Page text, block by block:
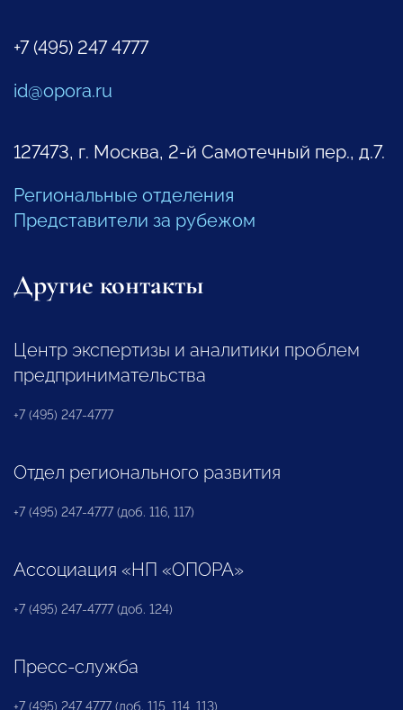
+7 (495) 247 4777
id@opora.ru
127473, г. Москва, 2-й Самотечный пер., д.7.
Региональные отделения
Представители за рубежом
Другие контакты
Центр экспертизы и аналитики проблем
предпринимательства
+7 (495) 247-4777
Отдел регионального развития
+7 (495) 247-4777 (доб. 116, 117)
Ассоциация «НП «ОПОРА»
+7 (495) 247-4777 (доб. 124)
Пресс-служба
+7 (495) 247 4777 (доб. 115, 114, 113)